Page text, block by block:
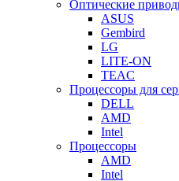
Оптические
ASUS
Gembird
LG
LITE-ON
TEAC
Процессоры для
DELL
AMD
Intel
Процессоры
AMD
Intel